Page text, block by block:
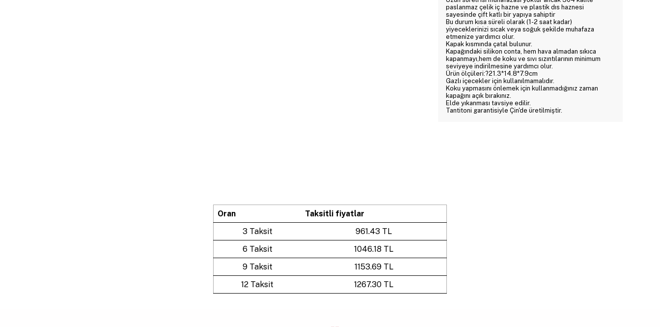
paslanmaz çelik iç hazne ve plastik dıs haznesi
sayesinde çift katlı bir yapıya sahiptir
Bu durum kısa süreli olarak (1-2 saat kadar)
yiyeceklerinizi sıcak veya soğuk şekilde muhafaza
etmenize yardımcı olur.
Kapak kısmında çatal bulunur.
Kapağındaki silikon conta, hem hava almadan sıkıca
kapanmayı,hem de koku ve sıvı sızıntılarının minimum
seviyeye indirilmesine yardımcı olur.
Ürün ölçüleri:?21.3*14.8*7.9cm
Gazlı içecekler için kullanılmamalıdır.
Koku yapmasını önlemek için kullanmadığınız zaman
kapağını açık bırakınız.
Elde yıkanması tavsiye edilir.
Tantitoni garantisiyle Çin'de üretilmiştir.
Oran
Taksitli fiyatlar
3 Taksit
961.43 TL
6 Taksit
1046.18 TL
9 Taksit
1153.69 TL
12 Taksit
1267.30 TL